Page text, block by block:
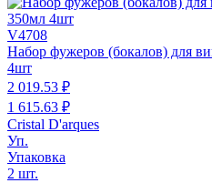
V4708
Набор фужеров (бокалов)
4шт
2 019.53 ₽
1 615.63 ₽
Cristal D'arques
Уп.
Упаковка
2 шт.